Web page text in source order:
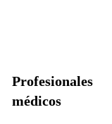
Profesionales
médicos